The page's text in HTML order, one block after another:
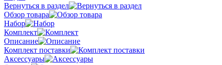
Вернуться в раздел
Обзор товара
Набор
Комплект
Описание
Комплект поставки
Аксессуары